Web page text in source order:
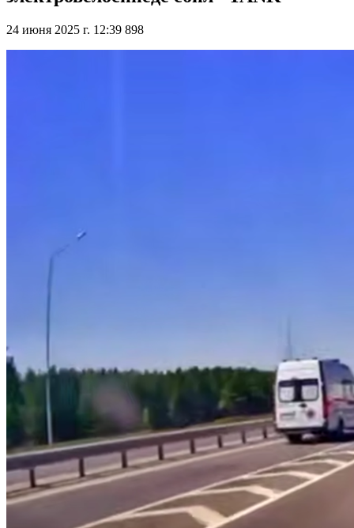
24 июня 2025 г. 12:39 898